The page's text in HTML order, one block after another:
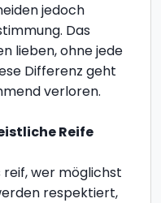
jedoch
Das
lieben, ohne jede
Differenz geht
verloren.
Reife
reif, wer möglichst
respektiert,